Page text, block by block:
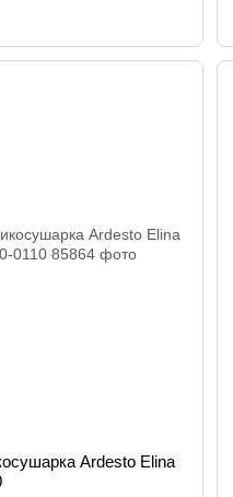
Ardesto Elina